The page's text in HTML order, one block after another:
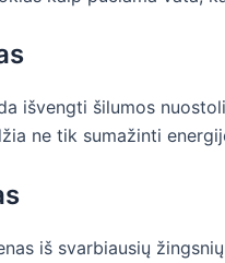
išvengti šilumos
ne tik sumažinti
iš svarbiausių